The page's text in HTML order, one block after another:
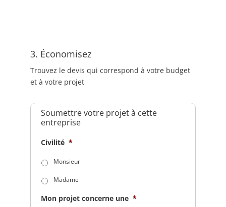
3. Économisez
Trouvez le devis qui correspond à votre budget
et à votre projet
Soumettre votre projet à cette
entreprise
Civilité *
Monsieur
Madame
Mon projet concerne une *